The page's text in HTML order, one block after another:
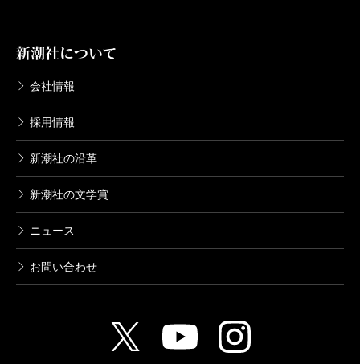
新潮社について
会社情報
採用情報
新潮社の沿革
新潮社の文学賞
ニュース
お問い合わせ